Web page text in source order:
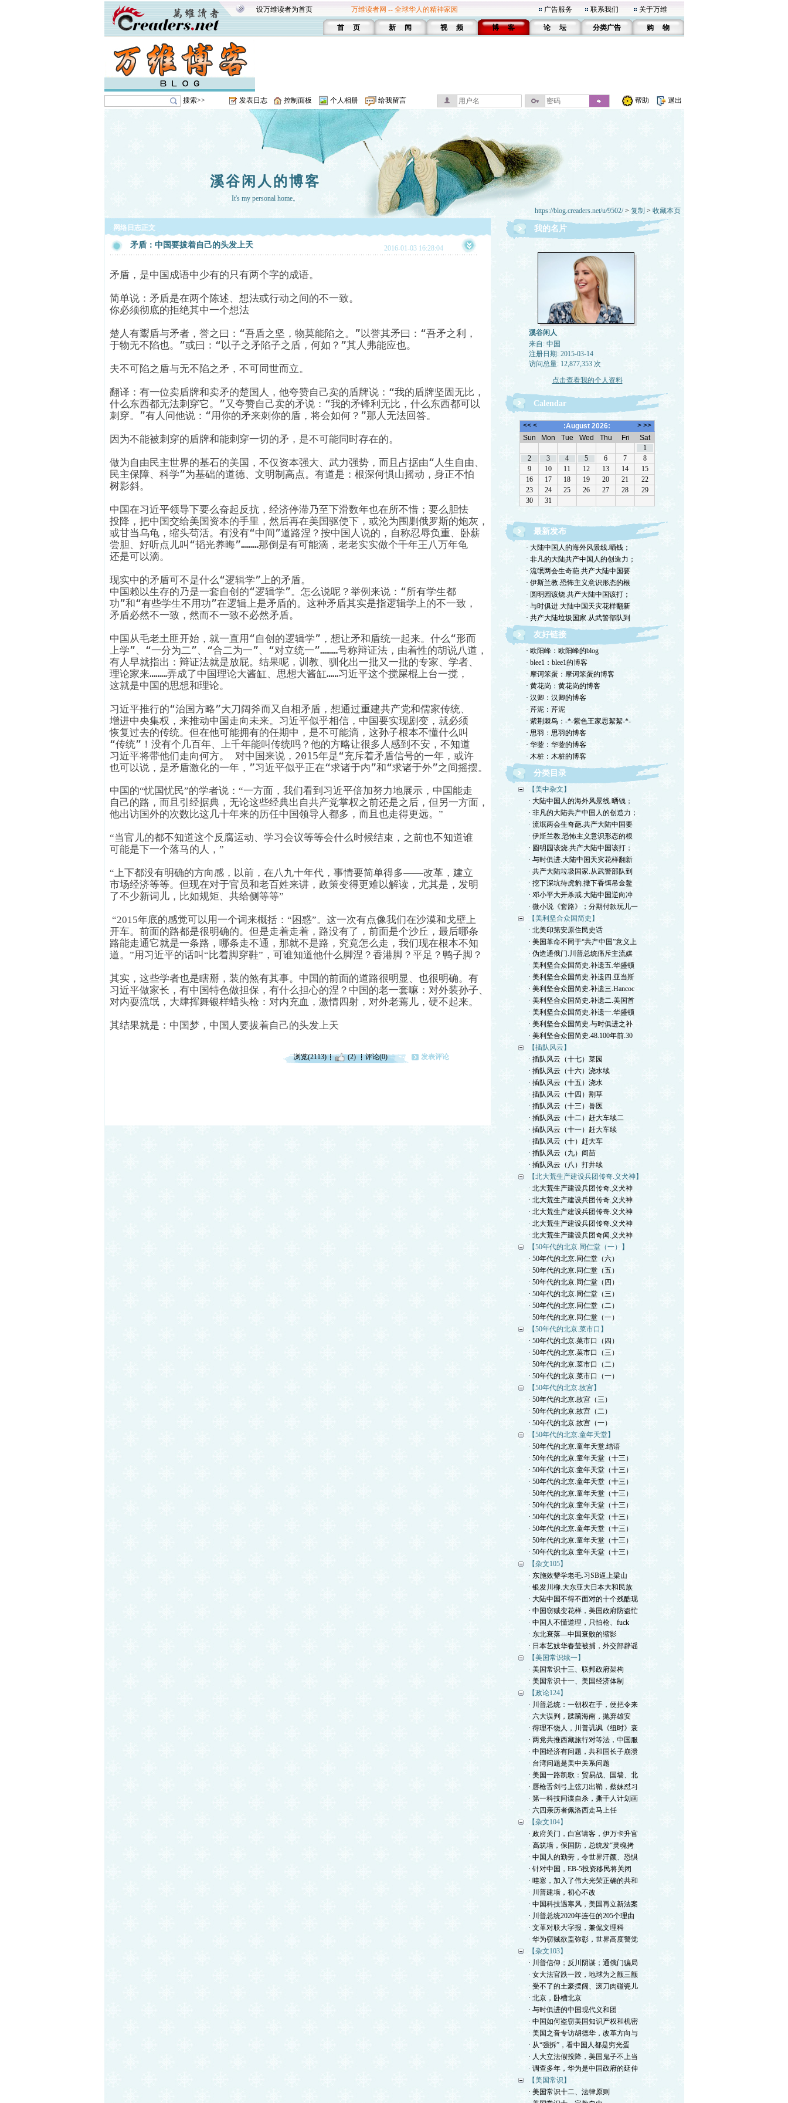
设万维读者为首页 万维读者网 -- 全球华人的精神家园 广告服务 联系我们 关于万维
首 页 新 闻 视 频 博 客 论 坛 分类广告 购 物
搜索>> 发表日志 控制面板 个人相册 给我留言 帮助 退出
溪谷闲人的博客
It's my personal home。
https://blog.creaders.net/u/9502/> 复制 > 收藏本页
网络日志正文
矛盾：中国要拔着自己的头发上天 2016-01-03 16:28:04
矛盾，是中国成语中少有的只有两个字的成语。
简单说：矛盾是在两个陈述、想法或行动之间的不一致。
你必须彻底的拒绝其中一个想法
楚人有鬻盾与矛者，誉之曰：“吾盾之坚，物莫能陷之。”以誉其矛曰：“吾矛之利，
于物无不陷也。”或曰：“以子之矛陷子之盾，何如？”其人弗能应也。
夫不可陷之盾与无不陷之矛，不可同世而立。
翻译：有一位卖盾牌和卖矛的楚国人，他夸赞自己卖的盾牌说：“我的盾牌坚固无比，
什么东西都无法刺穿它。”又夸赞自己卖的矛说：“我的矛锋利无比，什么东西都可以
刺穿。”有人问他说：“用你的矛来刺你的盾，将会如何？”那人无法回答。
因为不能被刺穿的盾牌和能刺穿一切的矛，是不可能同时存在的。
做为自由民主世界的基石的美国，不仅资本强大、武力强势，而且占据由“人生自由、
民主保障、科学”为基础的道德、文明制高点。有道是：根深何惧山摇动，身正不怕
树影斜。
中国在习近平领导下要么奋起反抗，经济停滞乃至下滑数年也在所不惜；要么胆怯
投降，把中国交给美国资本的手里，然后再在美国驱使下，或沦为围剿俄罗斯的炮灰，
或甘当乌龟，缩头苟活。有没有“中间”道路涅？按中国人说的，自称忍辱负重、卧薪
尝胆、好听点儿叫“韬光养晦”………那倒是有可能滴，老老实实做个千年王八万年龟
还是可以滴。
现实中的矛盾可不是什么“逻辑学”上的矛盾。
中国赖以生存的乃是一套自创的“逻辑学”。怎么说呢？举例来说：“所有学生都
功”和“有些学生不用功”在逻辑上是矛盾的。这种矛盾其实是指逻辑学上的不一致，
矛盾必然不一致，然而不一致不必然矛盾。
中国从毛老土匪开始，就一直用“自创的逻辑学”，想让矛和盾统一起来。什么“形而
上学”、“一分为二”、“合二为一”、“对立统一”………号称辩证法，由着性的胡说八道，
有人早就指出：辩证法就是放屁。结果呢，训教、驯化出一批又一批的专家、学者、
理论家来………弄成了中国理论大酱缸、思想大酱缸……习近平这个搅屎棍上台一搅，
这就是中国的思想和理论。
习近平推行的“治国方略”大刀阔斧而又自相矛盾，想通过重建共产党和儒家传统、
增进中央集权，来推动中国走向未来。习近平似乎相信，中国要实现剧变，就必须
恢复过去的传统。但在他可能拥有的任期中，是不可能滴，这孙子根本不懂什么叫
“传统”！没有个几百年、上千年能叫传统吗？他的方略让很多人感到不安，不知道
习近平将带他们走向何方。 对中国来说，2015年是“充斥着矛盾信号的一年，或许
也可以说，是矛盾激化的一年，”习近平似乎正在“求诸于内”和“求诸于外”之间摇摆。
中国的“忧国忧民”的学者说：“一方面，我们看到习近平倍加努力地展示，中国能走
自己的路，而且引经据典，无论这些经典出自共产党掌权之前还是之后，但另一方面，
他出访国外的次数比这几十年来的历任中国领导人都多，而且也走得更远。”
“当官儿的都不知道这个反腐运动、学习会议等等会什么时候结束，之前也不知道谁
可能是下一个落马的人，”
“上下都没有明确的方向感，以前，在八九十年代，事情要简单得多——改革，建立
市场经济等等。但现在对于官员和老百姓来讲，政策变得更难以解读，尤其是，发明
了不少新词儿，比如规矩、共给侧等等”
“2015年底的感觉可以用一个词来概括：“困惑”。 这一次有点像我们在沙漠和戈壁上
开车。 前面的路都是很明确的。但是走着走着，路没有了，前面是个沙丘， 最后哪条
路能走通它就是一条路，哪条走不通，那就不是路，究竟怎么走，我们现在根本不知
道。”用习近平的话叫“比着脚穿鞋”，可谁知道他什么脚涅？香港脚？平足？鸭子脚？
其实，这些学者也是瞎掰，装的煞有其事。中国的前面的道路很明显、也很明确。有
习近平做家长，有中国特色做担保，有什么担心的涅？中国的老一套嘛：对外装孙子、
对内耍流氓，大肆挥舞银样蜡头枪：对内充血，激情四射，对外老蔫儿，硬不起来。
其结果就是：中国梦，中国人要拔着自己的头发上天
浏览(2113) (2) 评论(0) 发表评论
我的名片
溪谷闲人
来自: 中国
注册日期: 2015-03-14
访问总量: 12,877,353 次
点击查看我的个人资料
Calendar
最新发布
· 大陆中国人的海外风景线.晒钱；
· 非凡的大陆共产中国人的创造力；
· 流氓两会生奇葩.共产大陆中国要
· 伊斯兰教.恐怖主义意识形态的根
· 圆明园该烧.共产大陆中国该打；
· 与时俱进.大陆中国天灾花样翻新
· 共产大陆垃圾国家.从武警部队到
友好链接
· 欧阳峰：欧阳峰的blog
· blee1：blee1的博客
· 摩诃笨蛋：摩诃笨蛋的博客
· 黄花岗：黄花岗的博客
· 汉卿：汉卿的博客
· 芹泥：芹泥
· 紫荆棘鸟：-*-紫色王家思絮絮-*-
· 思羽：思羽的博客
· 华蓥：华蓥的博客
· 木桩：木桩的博客
分类目录
【美中杂文】
· 大陆中国人的海外风景线.晒钱；
· 非凡的大陆共产中国人的创造力；
· 流氓两会生奇葩.共产大陆中国要
· 伊斯兰教.恐怖主义意识形态的根
· 圆明园该烧.共产大陆中国该打；
· 与时俱进.大陆中国天灾花样翻新
· 共产大陆垃圾国家.从武警部队到
· 挖下深坑待虎豹.撒下香饵吊金鳌
· 邓小平大开杀戒.大陆中国逆向冲
· 微小说《套路》；分期付款玩儿一
【美利坚合众国简史】
· 北美印第安原住民史话
· 美国革命不同于“共产中国”意义上
· 伪造通俄门.川普总统痛斥主流媒
· 美利坚合众国简史.补遗五.华盛顿
· 美利坚合众国简史.补遗四.亚当斯
· 美利坚合众国简史.补遗三.Hancoc
· 美利坚合众国简史.补遗二.美国首
· 美利坚合众国简史.补遗一.华盛顿
· 美利坚合众国简史.与时俱进之补
· 美利坚合众国简史.48.100年前.30
【插队风云】
· 插队风云（十七）菜园
· 插队风云（十六）浇水续
· 插队风云（十五）浇水
· 插队风云（十四）割草
· 插队风云（十三）兽医
· 插队风云（十二）赶大车续二
· 插队风云（十一）赶大车续
· 插队风云（十）赶大车
· 插队风云（九）间苗
· 插队风云（八）打井续
【北大荒生产建设兵团传奇.义犬神】
· 北大荒生产建设兵团传奇.义犬神
· 北大荒生产建设兵团传奇.义犬神
· 北大荒生产建设兵团传奇.义犬神
· 北大荒生产建设兵团传奇.义犬神
· 北大荒生产建设兵团奇闻.义犬神
【50年代的北京.同仁堂（一）】
· 50年代的北京.同仁堂（六）
· 50年代的北京.同仁堂（五）
· 50年代的北京.同仁堂（四）
· 50年代的北京.同仁堂（三）
· 50年代的北京.同仁堂（二）
· 50年代的北京.同仁堂（一）
【50年代的北京.菜市口】
· 50年代的北京.菜市口（四）
· 50年代的北京.菜市口（三）
· 50年代的北京.菜市口（二）
· 50年代的北京.菜市口（一）
【50年代的北京.故宫】
· 50年代的北京.故宫（三）
· 50年代的北京.故宫（二）
· 50年代的北京.故宫（一）
【50年代的北京.童年天堂】
· 50年代的北京.童年天堂.结语
· 50年代的北京.童年天堂（十三）
· 50年代的北京.童年天堂（十三）
· 50年代的北京.童年天堂（十三）
· 50年代的北京.童年天堂（十三）
· 50年代的北京.童年天堂（十三）
· 50年代的北京.童年天堂（十三）
· 50年代的北京.童年天堂（十三）
· 50年代的北京.童年天堂（十三）
· 50年代的北京.童年天堂（十三）
【杂文105】
· 东施效颦学老毛.习SB逼上梁山
· 银发川柳.大东亚大日本大和民族
· 大陆中国不得不面对的十个残酷现
· 中国窃贼变花样，美国政府防盗忙
· 中国人不懂道理，只怕枪、fuck
· 东北衰落—中国衰败的缩影
· 日本艺妓华春莹被捕，外交部辟谣
【美国常识续一】
· 美国常识十三、联邦政府架构
· 美国常识十一、美国经济体制
【政论124】
· 川普总统：一朝权在手，便把令来
· 六大误判，蹂躏海南，抛弃雄安
· 得理不饶人，川普讥讽《纽时》衰
· 两党共推西藏旅行对等法，中国服
· 中国经济有问题，共和国长子崩溃
· 台湾问题是美中关系问题
· 美国一路凯歌：贸易战、国墙、北
· 唇枪舌剑弓上弦刀出鞘，蔡妹怼习
· 第一科技间谍自杀，撕千人计划画
· 六四亲历者佩洛西走马上任
【杂文104】
· 政府关门，白宫请客，伊万卡升官
· 高筑墙，保国防，总统发“灵魂拷
· 中国人的勤劳，令世界汗颜、恐惧
· 针对中国，EB-5投资移民将关闭
· 哇塞，加入了伟大光荣正确的共和
· 川普建墙，初心不改
· 中国科技遇寒风，美国再立新法案
· 川普总统2020年连任的205个理由
· 文革对联大字报，兼侃文理科
· 华为窃贼欲盖弥彰，世界高度警觉
【杂文103】
· 川普信仰；反川阴谋；通俄门骗局
· 女大法官跌一跤，地球为之颤三颤
· 受不了的土豪摆阔、滚刀肉碰瓷儿
· 北京，卧槽北京
· 与时俱进的中国现代义和团
· 中国如何盗窃美国知识产权和机密
· 美国之音专访胡德华，改革方向与
· 从“强拆”，看中国人都是穷光蛋
· 人大立法假投降，美国鬼子不上当
· 调查多年，华为是中国政府的延伸
【美国常识】
· 美国常识十二、法律原则